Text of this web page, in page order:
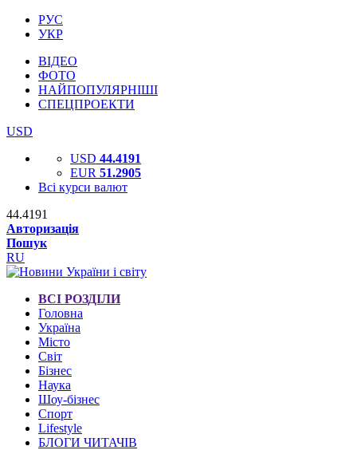
РУС
УКР
ВІДЕО
ФОТО
НАЙПОПУЛЯРНІШІ
СПЕЦПРОЕКТИ
USD
USD 44.4191
EUR 51.2905
Всі курси валют
44.4191
Авторизація
Пошук
RU
ВСІ РОЗДІЛИ
Головна
Україна
Місто
Світ
Бізнес
Наука
Шоу-бізнес
Спорт
Lifestyle
БЛОГИ ЧИТАЧІВ